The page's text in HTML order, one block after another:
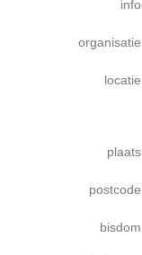
info
organisatie
locatie
plaats
postcode
bisdom